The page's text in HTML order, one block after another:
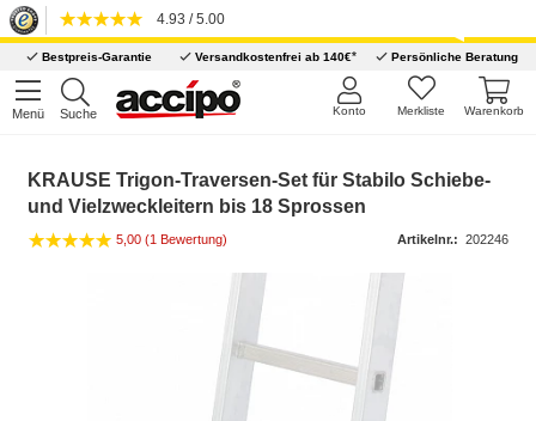
4.93 / 5.00
Bestpreis-Garantie Versandkostenfrei ab 140€* Persönliche Beratung
Menü Suche Warenkorb
Merkliste
Konto
KRAUSE Trigon-Traversen-Set für Stabilo Schiebe-
und Vielzweckleitern bis 18 Sprossen
5,00 (1 Bewertung) Artikelnr.: 202246